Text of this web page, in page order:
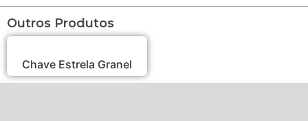
Outros Produtos
Chave Estrela Granel